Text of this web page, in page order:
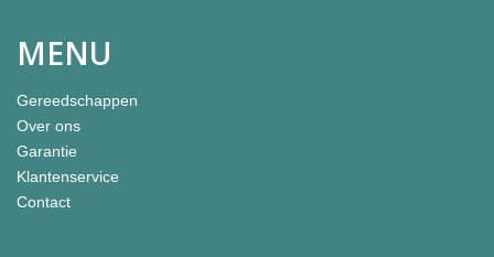
MENU
Gereedschappen
Over ons
Garantie
Klantenservice
Contact